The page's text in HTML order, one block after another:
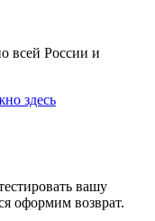
всей России и
здесь
вашу
оформим возврат.